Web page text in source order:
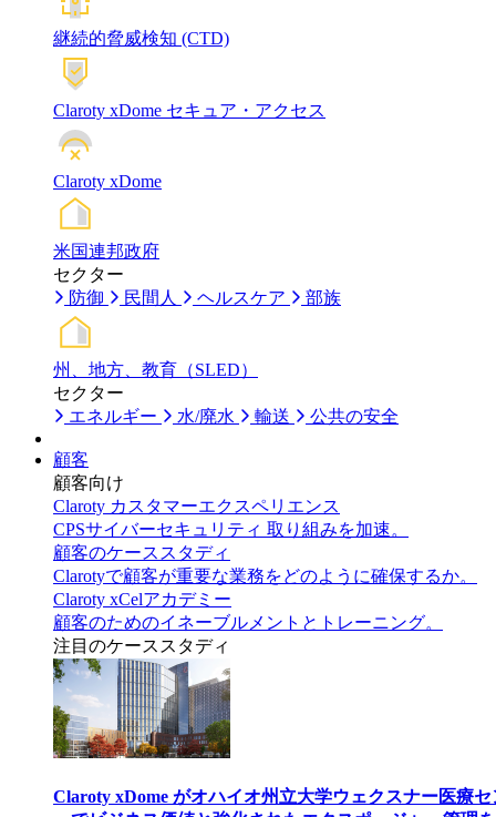
継続的脅威検知 (CTD)
Claroty xDome セキュア・アクセス
Claroty xDome
米国連邦政府
セクター
防御
民間人 ヘルスケア 部族
州、地方、教育（SLED）
セクター
エネルギー
水/廃水 輸送 公共の安全
顧客
顧客向け
Claroty カスタマーエクスペリエンス
CPSサイバーセキュリティ 取り組みを加速。
顧客のケーススタディ
Clarotyで顧客が重要な業務をどのように確保するか。
Claroty xCelアカデミー
顧客のためのイネーブルメントとトレーニング。
注目のケーススタディ
Claroty xDome がオハイオ州立大学ウェクスナー医療セ